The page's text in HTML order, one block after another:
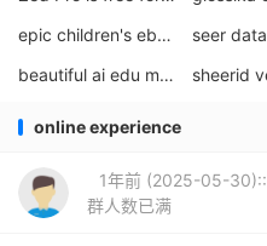
epic children's ebook library
beautiful ai edu mailbox free 1 year
sheerid
online experience
1年前 (2025-05-30)::
群人数已满